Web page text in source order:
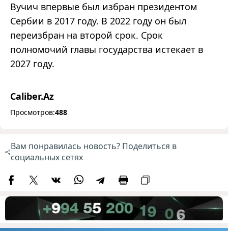
Вучич впервые был избран президентом
Сербии в 2017 году. В 2022 году он был
переизбран на второй срок. Срок
полномочий главы государства истекает в
2027 году.
Caliber.Az
Просмотров:488
Вам понравилась новость? Поделиться в
социальных сетях